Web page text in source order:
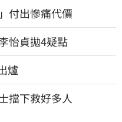
付出慘痛代價
怡貞拋4疑點
爐
擋下救好多人